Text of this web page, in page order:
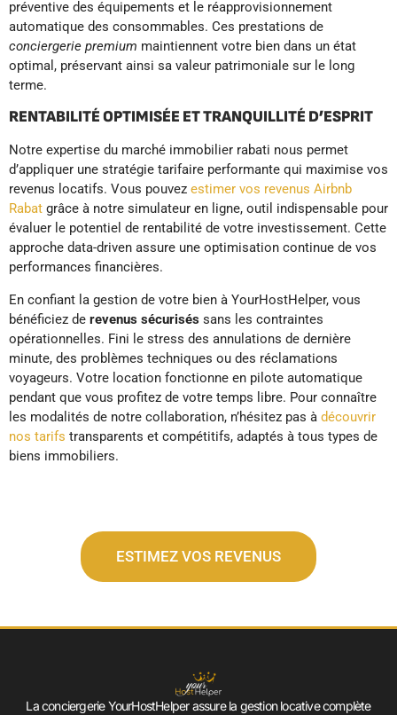
préventive des équipements et le réapprovisionnement
automatique des consommables. Ces prestations de
conciergerie premium maintiennent votre bien dans un état
optimal, préservant ainsi sa valeur patrimoniale sur le long
terme.
RENTABILITÉ OPTIMISÉE ET TRANQUILLITÉ D’ESPRIT
Notre expertise du marché immobilier rabati nous permet
d’appliquer une stratégie tarifaire performante qui maximise vos
revenus locatifs. Vous pouvez estimer vos revenus Airbnb
Rabat grâce à notre simulateur en ligne, outil indispensable pour
évaluer le potentiel de rentabilité de votre investissement. Cette
approche data-driven assure une optimisation continue de vos
performances financières.
En confiant la gestion de votre bien à YourHostHelper, vous
bénéficiez de revenus sécurisés sans les contraintes
opérationnelles. Fini le stress des annulations de dernière
minute, des problèmes techniques ou des réclamations
voyageurs. Votre location fonctionne en pilote automatique
pendant que vous profitez de votre temps libre. Pour connaître
les modalités de notre collaboration, n’hésitez pas à découvrir
nos tarifs transparents et compétitifs, adaptés à tous types de
biens immobiliers.
ESTIMEZ VOS REVENUS
La conciergerie YourHostHelper assure la gestion locative complète